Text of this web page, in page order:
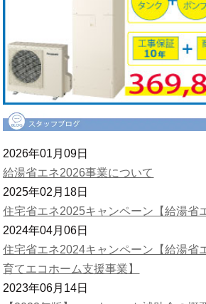
2026年01月09日
給湯省エネ2026事業について
2025年02月18日
住宅省エネ2025キャンペーン【給湯省
2024年04月06日
住宅省エネ2024キャンペーン【給湯省
育てエコホーム支援事業】
2023年06月14日